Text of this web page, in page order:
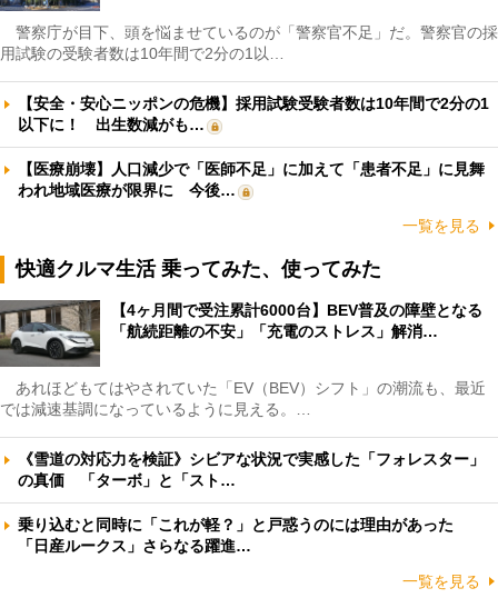
警察庁が目下、頭を悩ませているのが「警察官不足」だ。警察官の採
用試験の受験者数は10年間で2分の1以…
【安全・安心ニッポンの危機】採用試験受験者数は10年間で2分の1
以下に！ 出生数減がも…
【医療崩壊】人口減少で「医師不足」に加えて「患者不足」に見舞
われ地域医療が限界に 今後…
一覧を見る
快適クルマ生活 乗ってみた、使ってみた
【4ヶ月間で受注累計6000台】BEV普及の障壁となる
「航続距離の不安」「充電のストレス」解消…
あれほどもてはやされていた「EV（BEV）シフト」の潮流も、最近
では減速基調になっているように見える。…
《雪道の対応力を検証》シビアな状況で実感した「フォレスター」
の真価 「ターボ」と「スト…
乗り込むと同時に「これが軽？」と戸惑うのには理由があった
「日産ルークス」さらなる躍進…
一覧を見る